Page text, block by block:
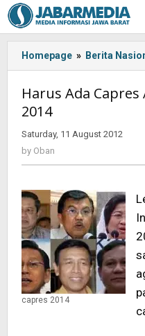
Skip
to
content
Homepage » Berita
Harus Ada
2014
Saturday, 11 August 2012
by Oban
capres 2014